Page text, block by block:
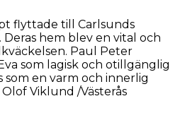
flyttade till Carlsunds
Deras hem blev en vital och
Paul Peter
som lagisk och otillgänglig
som en varm och innerlig
Viklund /Västerås